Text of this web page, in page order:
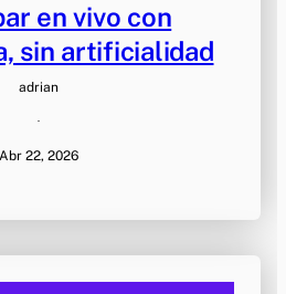
en vivo con
sin artificialidad
adrian
·
Abr 22, 2026